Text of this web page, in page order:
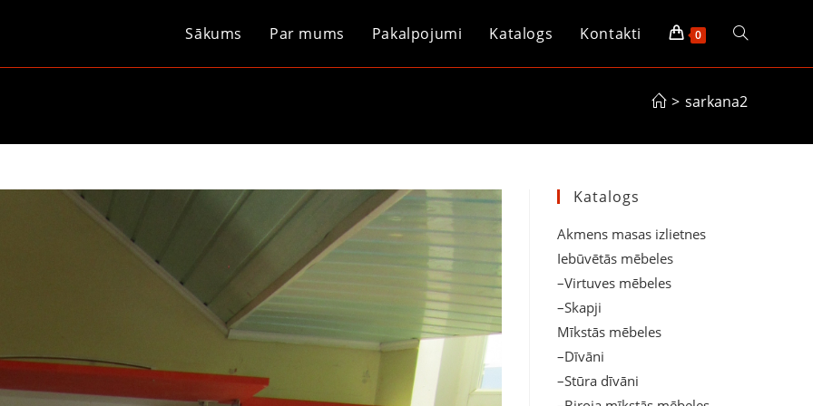
Sākums Par mums Pakalpojumi Katalogs Kontakti 0 Toggle
website
> sarkana2
Katalogs
Akmens masas izlietnes
Iebūvētās mēbeles
–Virtuves mēbeles
–Skapji
Mīkstās mēbeles
–Dīvāni
–Stūra dīvāni